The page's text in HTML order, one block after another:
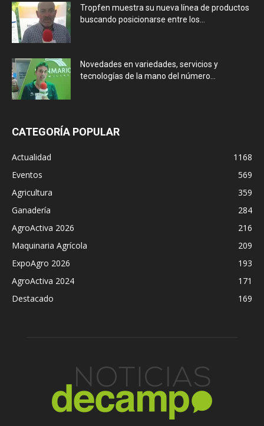
Tropfen muestra su nueva línea de productos
buscando posicionarse entre los...
Novedades en variedades, servicios y
tecnologías de la mano del número...
CATEGORÍA POPULAR
Actualidad
1168
Eventos
569
Agricultura
359
Ganadería
284
AgroActiva 2026
216
Maquinaria Agrícola
209
ExpoAgro 2026
193
AgroActiva 2024
171
Destacado
169